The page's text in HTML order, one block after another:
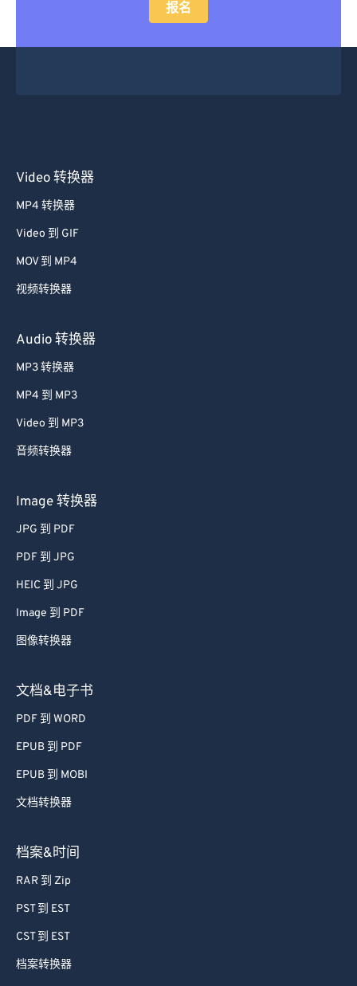
报名
Video 转换器
MP4 转换器
Video 到 GIF
MOV 到 MP4
视频转换器
Audio 转换器
MP3 转换器
MP4 到 MP3
Video 到 MP3
音频转换器
Image 转换器
JPG 到 PDF
PDF 到 JPG
HEIC 到 JPG
Image 到 PDF
图像转换器
文档&电子书
PDF 到 WORD
EPUB 到 PDF
EPUB 到 MOBI
文档转换器
档案&时间
RAR 到 Zip
PST 到 EST
CST 到 EST
档案转换器